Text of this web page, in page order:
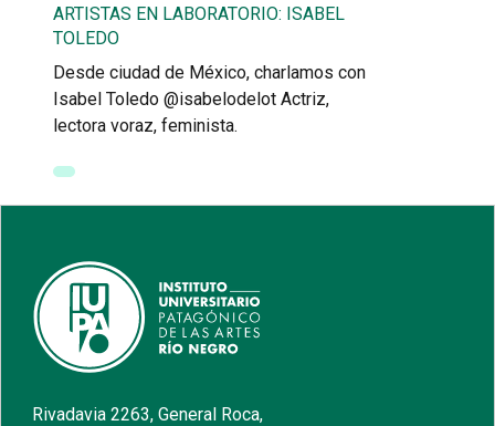
ARTISTAS EN LABORATORIO: ISABEL
TOLEDO
Desde ciudad de México, charlamos con
Isabel Toledo @isabelodelot Actriz,
lectora voraz, feminista.
Rivadavia 2263, General Roca,